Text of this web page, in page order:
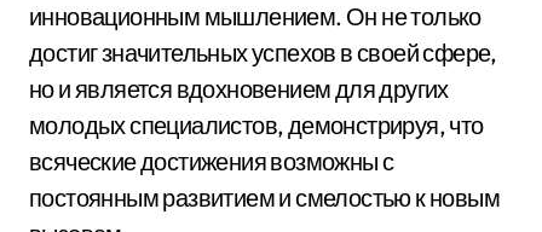
инновационным мышлением. Он не только
достиг значительных успехов в своей сфере,
но и является вдохновением для других
молодых специалистов, демонстрируя, что
всяческие достижения возможны с
постоянным развитием и смелостью к новым